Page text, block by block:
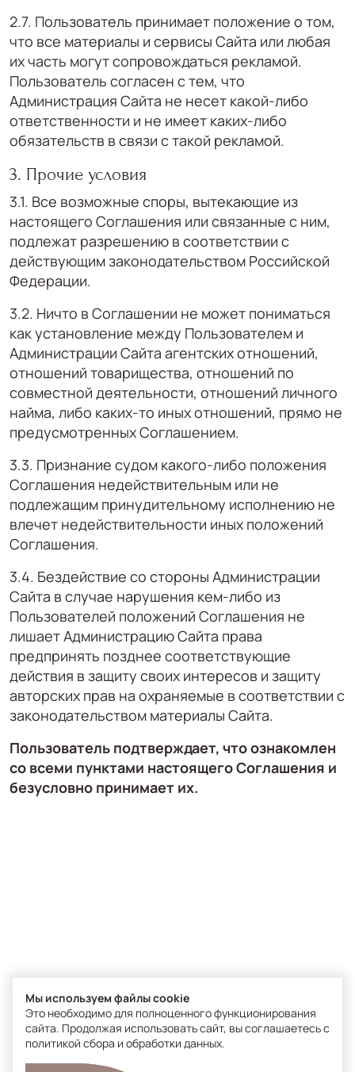
2.7. Пользователь принимает положение о том,
что все материалы и сервисы Сайта или любая
их часть могут сопровождаться рекламой.
Пользователь согласен с тем, что
Администрация Сайта не несет какой-либо
ответственности и не имеет каких-либо
обязательств в связи с такой рекламой.
3. Прочие условия
3.1. Все возможные споры, вытекающие из
настоящего Соглашения или связанные с ним,
подлежат разрешению в соответствии с
действующим законодательством Российской
Федерации.
3.2. Ничто в Соглашении не может пониматься
как установление между Пользователем и
Администрации Сайта агентских отношений,
отношений товарищества, отношений по
совместной деятельности, отношений личного
найма, либо каких-то иных отношений, прямо не
предусмотренных Соглашением.
3.3. Признание судом какого-либо положения
Соглашения недействительным или не
подлежащим принудительному исполнению не
влечет недействительности иных положений
Соглашения.
3.4. Бездействие со стороны Администрации
Сайта в случае нарушения кем-либо из
Пользователей положений Соглашения не
лишает Администрацию Сайта права
предпринять позднее соответствующие
действия в защиту своих интересов и защиту
авторских прав на охраняемые в соответствии с
законодательством материалы Сайта.
Пользователь подтверждает, что ознакомлен
со всеми пунктами настоящего Соглашения и
безусловно принимает их.
Мы используем файлы cookie
Это необходимо для полноценного функционирования
сайта. Продолжая использовать сайт, вы соглашаетесь с
политикой сбора и обработки данных.